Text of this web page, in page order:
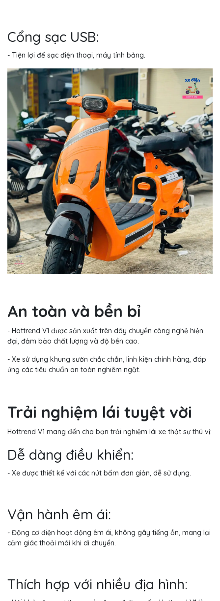
Cổng sạc USB:
- Tiện lợi để sạc điện thoại, máy tính bảng.
An toàn và bền bỉ
- Hottrend V1 được sản xuất trên dây chuyền công nghệ hiện
đại, đảm bảo chất lượng và độ bền cao.
- Xe sử dụng khung sườn chắc chắn, linh kiện chính hãng, đáp
ứng các tiêu chuẩn an toàn nghiêm ngặt.
Trải nghiệm lái tuyệt vời
Hottrend V1 mang đến cho bạn trải nghiệm lái xe thật sự thú vị:
Dễ dàng điều khiển:
- Xe được thiết kế với các nút bấm đơn giản, dễ sử dụng.
Vận hành êm ái:
- Động cơ điện hoạt động êm ái, không gây tiếng ồn, mang lại
cảm giác thoải mái khi di chuyển.
Thích hợp với nhiều địa hình: